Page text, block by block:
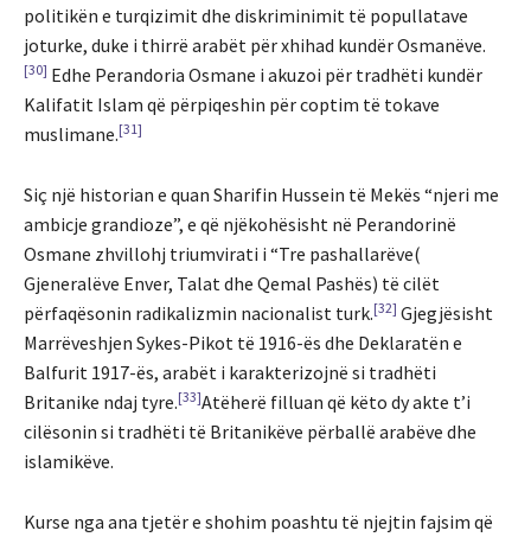
politikën e turqizimit dhe diskriminimit të popullatave
joturke, duke i thirrë arabët për xhihad kundër Osmanëve.
[30] Edhe Perandoria Osmane i akuzoi për tradhëti kundër
Kalifatit Islam që përpiqeshin për coptim të tokave
muslimane.[31]
Siç një historian e quan Sharifin Hussein të Mekës “njeri me
ambicje grandioze”, e që njëkohësisht në Perandorinë
Osmane zhvillohj triumvirati i “Tre pashallarëve(
Gjeneralëve Enver, Talat dhe Qemal Pashës) të cilët
përfaqësonin radikalizmin nacionalist turk.[32] Gjegjësisht
Marrëveshjen Sykes-Pikot të 1916-ës dhe Deklaratën e
Balfurit 1917-ës, arabët i karakterizojnë si tradhëti
Britanike ndaj tyre.[33]Atëherë filluan që këto dy akte t’i
cilësonin si tradhëti të Britanikëve përballë arabëve dhe
islamikëve.
Kurse nga ana tjetër e shohim poashtu të njejtin fajsim që